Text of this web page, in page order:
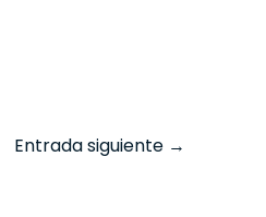
Entrada siguiente →